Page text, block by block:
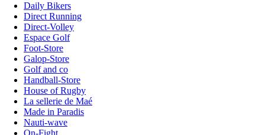
Daily Bikers
Direct Running
Direct-Volley
Espace Golf
Foot-Store
Galop-Store
Golf and co
Handball-Store
House of Rugby
La sellerie de Maé
Made in Paradis
Nauti-wave
On-Fight